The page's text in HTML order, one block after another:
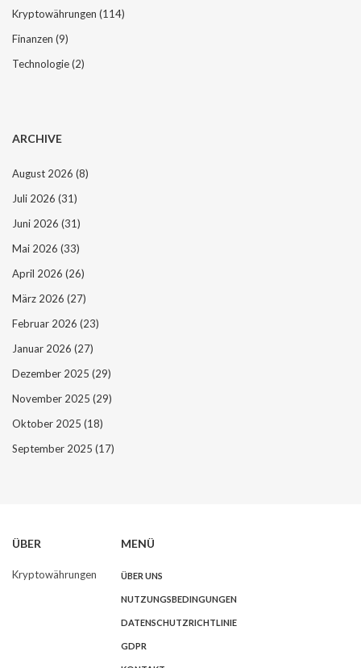
Kryptowährungen (114)
Finanzen (9)
Technologie(2)
ARCHIVE
August 2026 (8)
Juli 2026 (31)
Juni 2026 (31)
Mai 2026 (33)
April 2026 (26)
März 2026 (27)
Februar 2026 (23)
Januar 2026 (27)
Dezember 2025 (29)
November 2025 (29)
Oktober 2025 (18)
September 2025 (17)
ÜBER
Kryptowährungen
MENÜ
ÜBER UNS
NUTZUNGSBEDINGUNGEN
DATENSCHUTZRICHTLINIE
GDPR